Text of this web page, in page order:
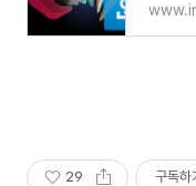
29 구독하